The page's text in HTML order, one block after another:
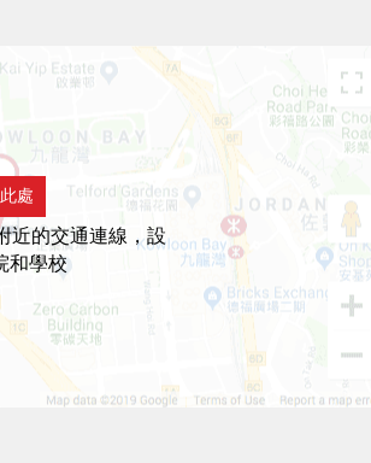
處
近的交通連線，設
和學校